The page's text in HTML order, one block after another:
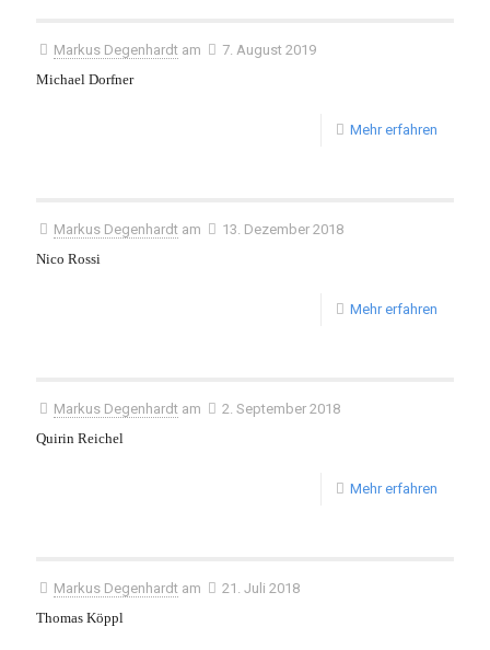
Markus Degenhardt am
7. August 2019
Michael Dorfner
Mehr erfahren
Markus Degenhardt am
13. Dezember 2018
Nico Rossi
Mehr erfahren
Markus Degenhardt am
2. September 2018
Quirin Reichel
Mehr erfahren
Markus Degenhardt am
21. Juli 2018
Thomas Köppl